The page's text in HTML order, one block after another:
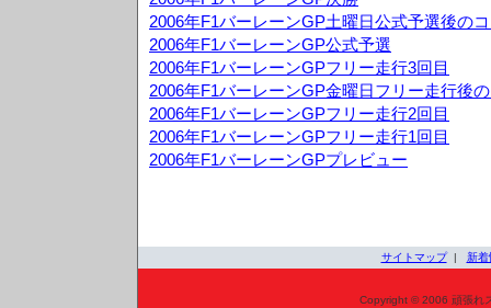
2006年F1バーレーンGP土曜日公式予選後の
2006年F1バーレーンGP公式予選
2006年F1バーレーンGPフリー走行3回目
2006年F1バーレーンGP金曜日フリー走行後
2006年F1バーレーンGPフリー走行2回目
2006年F1バーレーンGPフリー走行1回目
2006年F1バーレーンGPプレビュー
サイトマップ| 新着
Copyright © 2006 頑張れ